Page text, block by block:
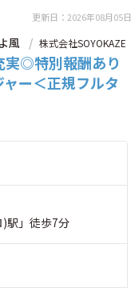
更新日：2026年08月05日
風 株式会社SOYOKAZE
実◎特別報酬あり
ー＜正規フルタ
駅」徒歩7分